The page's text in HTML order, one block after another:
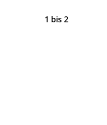
1 bis2